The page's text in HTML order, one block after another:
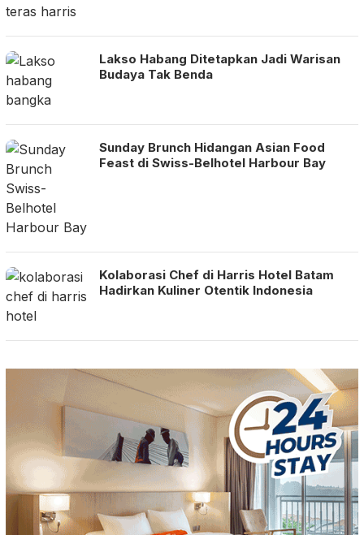
Lakso Habang Ditetapkan Jadi Warisan
Budaya Tak Benda
Sunday Brunch Hidangan Asian Food
Feast di Swiss-Belhotel Harbour Bay
Kolaborasi Chef di Harris Hotel Batam
Hadirkan Kuliner Otentik Indonesia